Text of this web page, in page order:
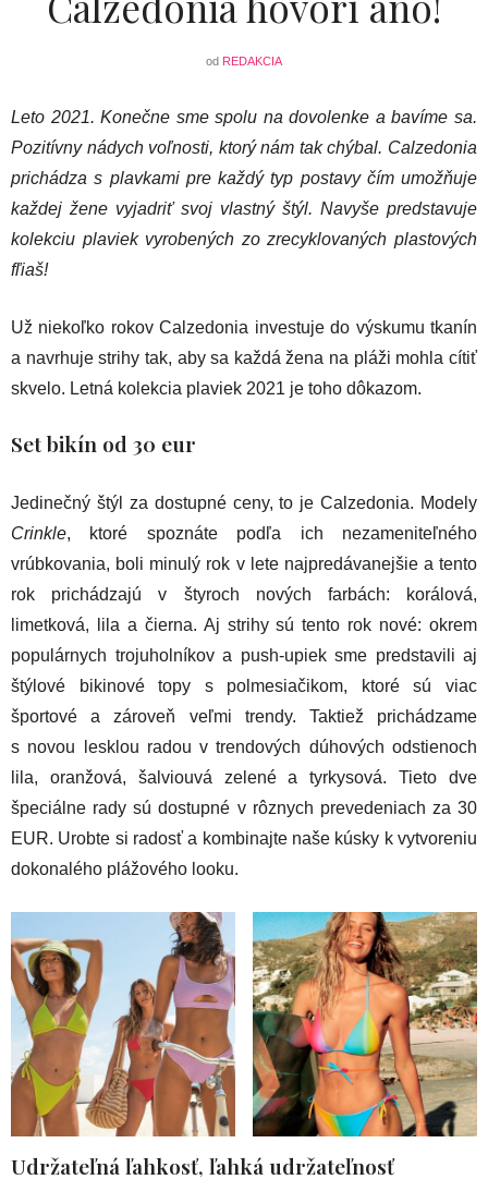
od REDAKCIA
Leto 2021. Konečne sme spolu na dovolenke a bavíme sa.
Pozitívny nádych voľnosti, ktorý nám tak chýbal. Calzedonia
prichádza s plavkami pre každý typ postavy čím umožňuje
každej žene vyjadriť svoj vlastný štýl. Navyše predstavuje
kolekciu plaviek vyrobených zo zrecyklovaných plastových
fľiaš!
Už niekoľko rokov Calzedonia investuje do výskumu tkanín
a navrhuje strihy tak, aby sa každá žena na pláži mohla cítiť
skvelo. Letná kolekcia plaviek 2021 je toho dôkazom.
Set bikín od 30 eur
Jedinečný štýl za dostupné ceny, to je Calzedonia. Modely
Crinkle, ktoré spoznáte podľa ich nezameniteľného
vrúbkovania, boli minulý rok v lete najpredávanejšie a tento
rok prichádzajú v štyroch nových farbách: korálová,
limetková, lila a čierna. Aj strihy sú tento rok nové: okrem
populárnych trojuholníkov a push-upiek sme predstavili aj
štýlové bikinové topy s polmesiačikom, ktoré sú viac
športové a zároveň veľmi trendy. Taktiež prichádzame
s novou lesklou radou v trendových dúhových odstienoch
lila, oranžová, šalviouvá zelené a tyrkysová. Tieto dve
špeciálne rady sú dostupné v rôznych prevedeniach za 30
EUR. Urobte si radosť a kombinajte naše kúsky k vytvoreniu
dokonalého plážového looku.
Udržateľná ľahkosť, ľahká udržateľnosť